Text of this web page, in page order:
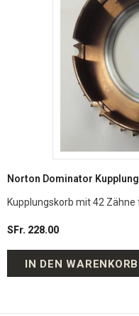
Norton Dominator
Kupplungskorb mit 42
SFr. 228.00
IN DEN WARENKORB